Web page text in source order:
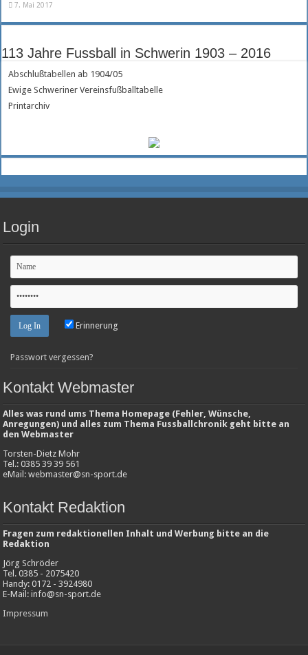
7. Mai 2017
113 Jahre Fussball in Schwerin 1903 – 2016
Abschlußtabellen ab 1904/05
Ewige Schweriner Vereinsfußballtabelle
Printarchiv
Login
Erinnerung
Passwort vergessen?
Kontakt Webmaster
Alles was rund ums Thema Homepage (Fehler, Wünsche,
Anregungen) und alles zum Thema Fussballchronik geht bitte an
den Webmaster
Torsten-Dietz Mohr
Tel.: 0385 39 39 561
eMail: webmaster@sn-sport.de
Kontakt Redaktion
Fragen zum redaktionellen Inhalt und Werbung bitte an die
Redaktion
Jörg Schröder
Tel. 0385 - 2075420
Handy: 0172 - 3924980
E-Mail: info@sn-sport.de
Impressum